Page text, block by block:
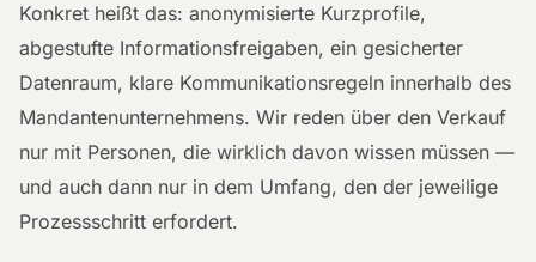
Konkret heißt das: anonymisierte Kurzprofile,
abgestufte Informationsfreigaben, ein gesicherter
Datenraum, klare Kommunikationsregeln innerhalb des
Mandantenunternehmens. Wir reden über den Verkauf
nur mit Personen, die wirklich davon wissen müssen —
und auch dann nur in dem Umfang, den der jeweilige
Prozessschritt erfordert.